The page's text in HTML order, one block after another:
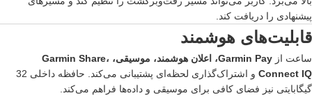
پیشنهادی را دریافت کند.
قابلیت‌های هوشمند
ساعت از
Garmin Pay، اعلان هوشمند، موسیقی، Garmin Share،
Connect IQ
و اشتراک‌گذاری لحظه‌ای پشتیبانی می‌کند. حافظه داخلی 32
گیگابایتی نیز فضای کافی برای موسیقی و داده‌ها فراهم می‌کند.